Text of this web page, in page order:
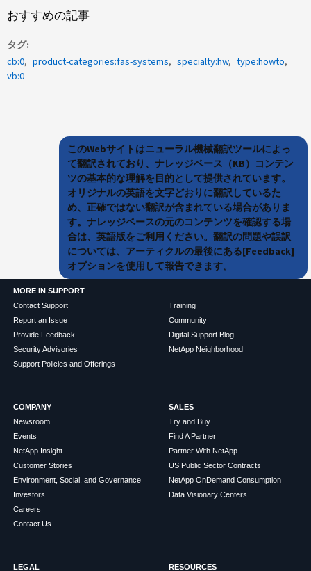
おすすめの記事
タグ
cb:0
product-categories:fas-systems specialty:hw
type:howto
vb:0
このWebサイトはニューラル機械翻訳ツールによっ
て翻訳されており、ナレッジベース（KB）コンテン
ツの基本的な理解を目的として提供されています。
オリジナルの英語を文字どおりに翻訳しているた
め、正確ではない翻訳が含まれている場合がありま
す。ナレッジベースの元のコンテンツを確認する場
合は、英語版をご利用ください。翻訳の問題や誤訳
については、アーティクルの最後にある[Feedback]
オプションを使用して報告できます。
MORE IN SUPPORT
Contact Support
Report an Issue
Provide Feedback
Security Advisories
Support Policies and Offerings
Training
Community
Digital Support Blog
NetApp Neighborhood
COMPANY
Newsroom
Events
NetApp Insight
Customer Stories
Environment, Social, and Governance
Investors
Careers
Contact Us
SALES
Try and Buy
Find A Partner
Partner With NetApp
US Public Sector Contracts
NetApp OnDemand Consumption
Data Visionary Centers
LEGAL RESOURCES